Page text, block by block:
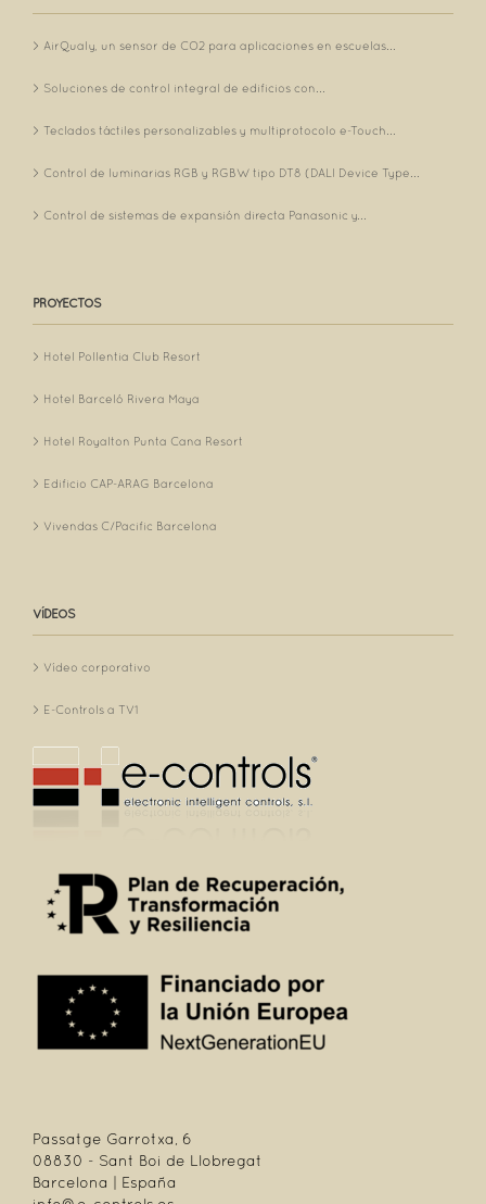
AirQualy, un sensor de CO2 para aplicaciones en escuelas...
Soluciones de control integral de edificios con...
Teclados táctiles personalizables y multiprotocolo e-Touch...
Control de luminarias RGB y RGBW tipo DT8 (DALI Device Type...
Control de sistemas de expansión directa Panasonic y...
PROYECTOS
Hotel Pollentia Club Resort
Hotel Barceló Rivera Maya
Hotel Royalton Punta Cana Resort
Edificio CAP-ARAG Barcelona
Vivendas C/Pacific Barcelona
VÍDEOS
Vídeo corporativo
E-Controls a TV1
Passatge Garrotxa, 6
08830 - Sant Boi de Llobregat
Barcelona | España